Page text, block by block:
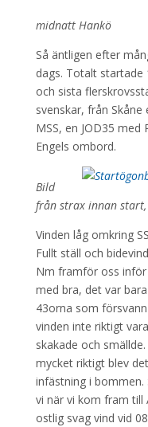
Idyllisk
midnatt Hankö
Så äntligen efter
dags. Totalt
och sista
svenskar, från
MSS, en JOD35
Engels ombord.
Bild
från strax innan
Vinden låg omkring
Fullt ställ och
Nm framför oss inför
med bra, det var
43orna som
vinden inte riktigt
skakade och
mycket riktigt blev
infästning i bommen.
vi när vi kom fram till
ostlig svag vind vid